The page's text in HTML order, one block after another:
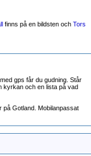
finns på en bildsten och Tors
med gps får du gudning. Står
kyrkan och en lista på vad
på Gotland. Mobilanpassat